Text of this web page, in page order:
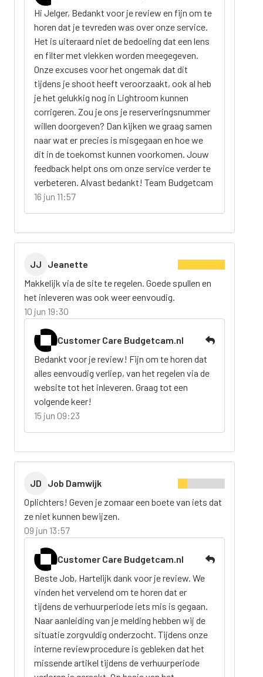
Hi Jelger, Bedankt voor je review en fijn om te
horen dat je tevreden was over onze service.
Het is uiteraard niet de bedoeling dat een lens
en filter met vlekken worden meegegeven.
Onze excuses voor het ongemak dat dit
tijdens je shoot heeft veroorzaakt, ook al heb
je het gelukkig nog in Lightroom kunnen
corrigeren. Zou je ons je reserveringsnummer
willen doorgeven? Dan kijken we graag samen
naar wat er precies is misgegaan en hoe we
dit in de toekomst kunnen voorkomen. Jouw
feedback helpt ons om onze service verder te
verbeteren. Alvast bedankt! Team Budgetcam
16 jun 11:57
JJ
Jeanette
Makkelijk via de site te regelen. Goede spullen en
het inleveren was ook weer eenvoudig.
10 jun 19:30
Customer Care Budgetcam.nl
Bedankt voor je review! Fijn om te horen dat
alles eenvoudig verliep, van het regelen via de
website tot het inleveren. Graag tot een
volgende keer!
15 jun 09:23
JD
Job Damwijk
Oplichters! Geven je zomaar een boete van iets dat
ze niet kunnen bewijzen.
09 jun 13:57
Customer Care Budgetcam.nl
Beste Job, Hartelijk dank voor je review. We
vinden het vervelend om te horen dat er
tijdens de verhuurperiode iets mis is gegaan.
Naar aanleiding van je melding hebben wij de
situatie zorgvuldig onderzocht. Tijdens onze
interne reviewprocedure is gebleken dat het
missende artikel tijdens de verhuurperiode